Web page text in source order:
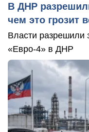
В ДНР
чем это грозит
Власти разрешили
«Евро-4» в ДНР